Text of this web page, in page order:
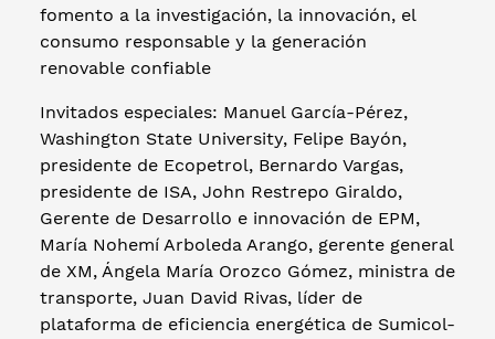
fomento a la investigación, la innovación, el
consumo responsable y la generación
renovable confiable
Invitados especiales: Manuel García-Pérez,
Washington State University, Felipe Bayón,
presidente de Ecopetrol, Bernardo Vargas,
presidente de ISA, John Restrepo Giraldo,
Gerente de Desarrollo e innovación de EPM,
María Nohemí Arboleda Arango, gerente general
de XM, Ángela María Orozco Gómez, ministra de
transporte, Juan David Rivas, líder de
plataforma de eficiencia energética de Sumicol-